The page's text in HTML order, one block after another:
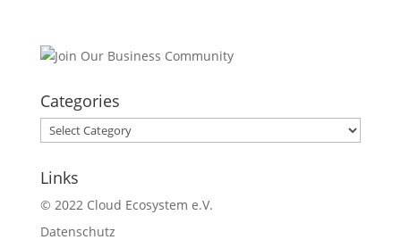
Categories
Categories
Links
© 2022 Cloud Ecosystem e.V.
Datenschutz